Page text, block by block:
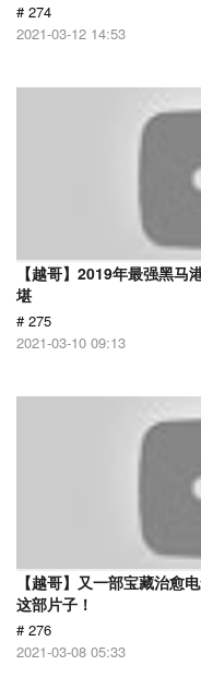
# 274
2021-03-12 14:53
【越哥】2019年最强黑
堪
# 275
2021-03-10 09:13
【越哥】又一部宝藏治愈
这部片子！
# 276
2021-03-08 05:33